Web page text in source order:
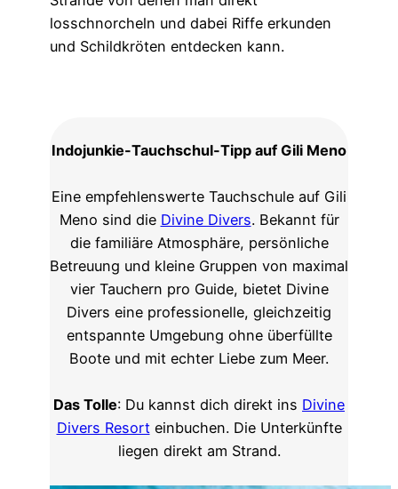
losschnorcheln und dabei Riffe erkunden
und Schildkröten entdecken kann.
Indojunkie-Tauchschul-Tipp auf Gili Meno
Eine empfehlenswerte Tauchschule auf Gili
Meno sind die Divine Divers. Bekannt für
die familiäre Atmosphäre, persönliche
Betreuung und kleine Gruppen von maximal
vier Tauchern pro Guide, bietet Divine
Divers eine professionelle, gleichzeitig
entspannte Umgebung ohne überfüllte
Boote und mit echter Liebe zum Meer.
Das Tolle: Du kannst dich direkt ins Divine
Divers Resorteinbuchen. Die Unterkünfte
liegen direkt am Strand.